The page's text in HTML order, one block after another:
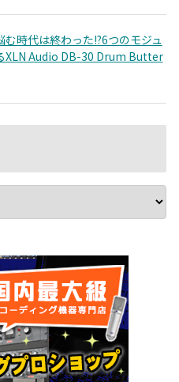
む時代は終わった!?6つのモジュ
XLN Audio DB-30 Drum Butter